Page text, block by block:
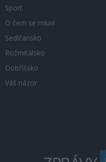
Sport
O čem se mluví
Sedlčansko
Rožmitálsko
Dobříšsko
Váš názor